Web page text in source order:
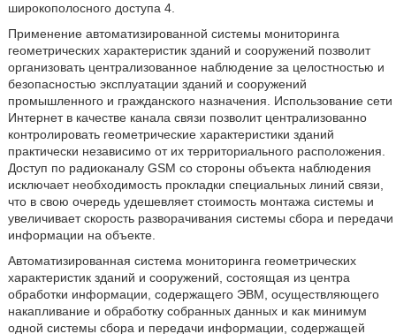
широкополосного доступа 4.
Применение автоматизированной системы мониторинга
геометрических характеристик зданий и сооружений позволит
организовать централизованное наблюдение за целостностью и
безопасностью эксплуатации зданий и сооружений
промышленного и гражданского назначения. Использование сети
Интернет в качестве канала связи позволит централизованно
контролировать геометрические характеристики зданий
практически независимо от их территориального расположения.
Доступ по радиоканалу GSM со стороны объекта наблюдения
исключает необходимость прокладки специальных линий связи,
что в свою очередь удешевляет стоимость монтажа системы и
увеличивает скорость разворачивания системы сбора и передачи
информации на объекте.
Автоматизированная система мониторинга геометрических
характеристик зданий и сооружений, состоящая из центра
обработки информации, содержащего ЭВМ, осуществляющего
накапливание и обработку собранных данных и как минимум
одной системы сбора и передачи информации, содержащей